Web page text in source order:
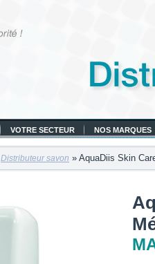
VOTRE SECTEUR NOS MARQUES
Distributeur savon » AquaDiis Skin